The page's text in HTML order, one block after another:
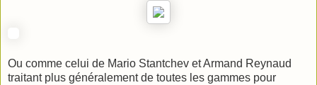
Ou comme celui de Mario Stantchev et Armand Reynaud
traitant plus généralement de toutes les gammes pour